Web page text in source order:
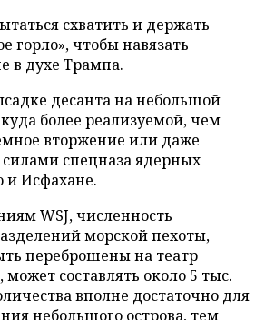
схватить и держать
горло», чтобы навязать
в духе Трампа.
десанта на небольшой
более реализуемой, чем
вторжение или даже
спецназа ядерных
и Исфахане.
WSJ, численность
морской пехоты,
переброшены на театр
составлять около 5 тыс.
вполне достаточно для
небольшого острова, тем